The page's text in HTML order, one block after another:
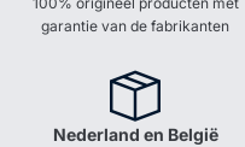
garantie van de fabrikanten
Nederland en België